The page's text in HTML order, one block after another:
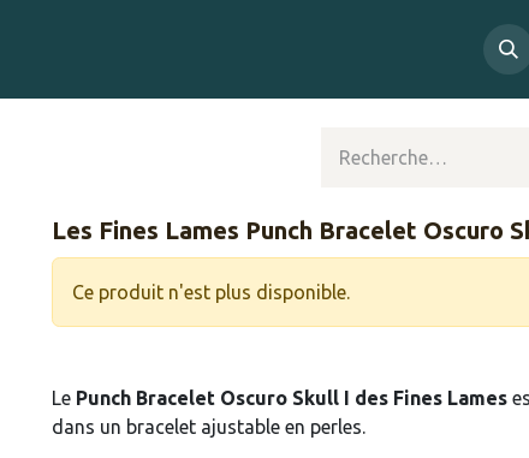
Les Fines Lames Punch Bracelet Oscuro
Ce produit n'est plus disponible.
Le Punch Bracelet Oscuro Skull I des Fines Lames
dans un bracelet ajustable en perles.